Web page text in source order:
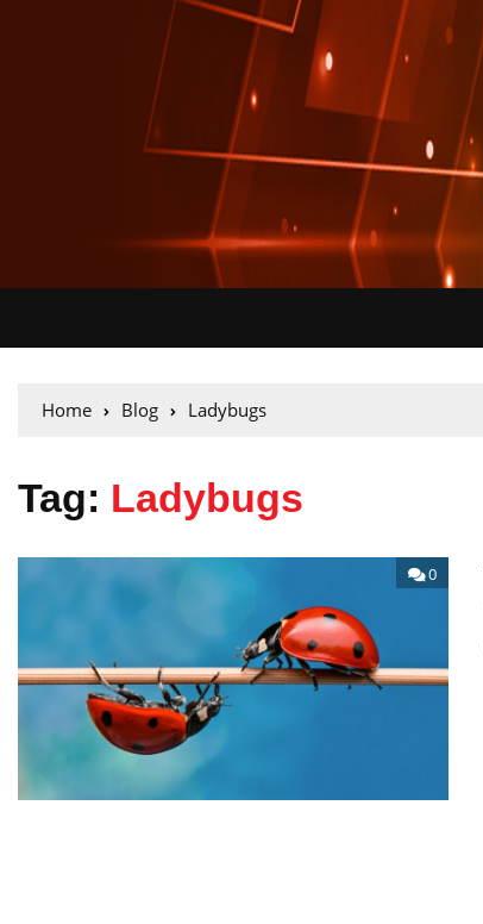
Home Blog Ladybugs
Tag: Ladybugs
0